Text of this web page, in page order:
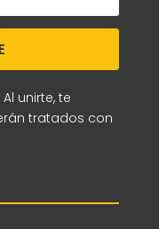
Al unirte, te
tratados con